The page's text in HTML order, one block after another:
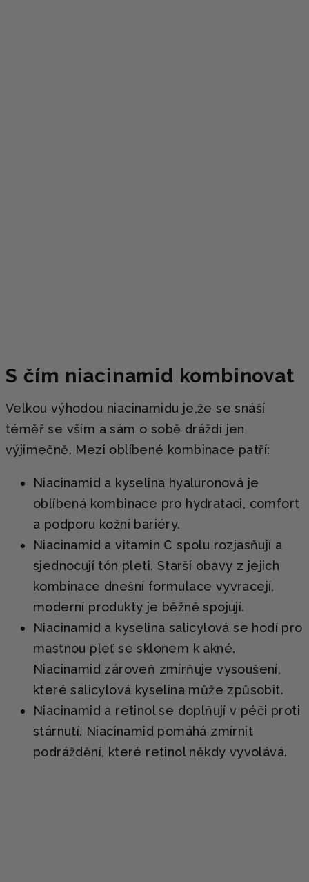
S čím niacinamid kombinovat
Velkou výhodou niacinamidu je,že se snáší
téměř se vším a sám o sobě dráždí jen
výjimečně. Mezi oblíbené kombinace patří:
Niacinamid a kyselina hyaluronová je
oblíbená kombinace pro hydrataci, comfort
a podporu kožní bariéry.
Niacinamid a vitamin C spolu rozjasňují a
sjednocují tón pleti. Starší obavy z jejich
kombinace dnešní formulace vyvracejí,
moderní produkty je běžně spojují.
Niacinamid a kyselina salicylová se hodí pro
mastnou pleť se sklonem k akné.
Niacinamid zároveň zmírňuje vysoušení,
které salicylová kyselina může způsobit.
Niacinamid a retinol se doplňují v péči proti
stárnutí. Niacinamid pomáhá zmírnit
podráždění, které retinol někdy vyvolává.